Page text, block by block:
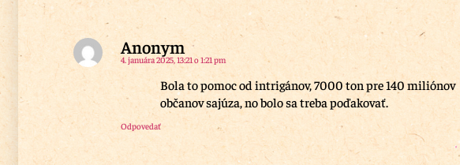
Anonym
4. januára 2025, 13:21 o 1:21 pm
Bola to pomoc od intrigánov, 7000 ton pre 140 miliónov
občanov sajúza, no bolo sa treba poďakovať.
Odpovedať